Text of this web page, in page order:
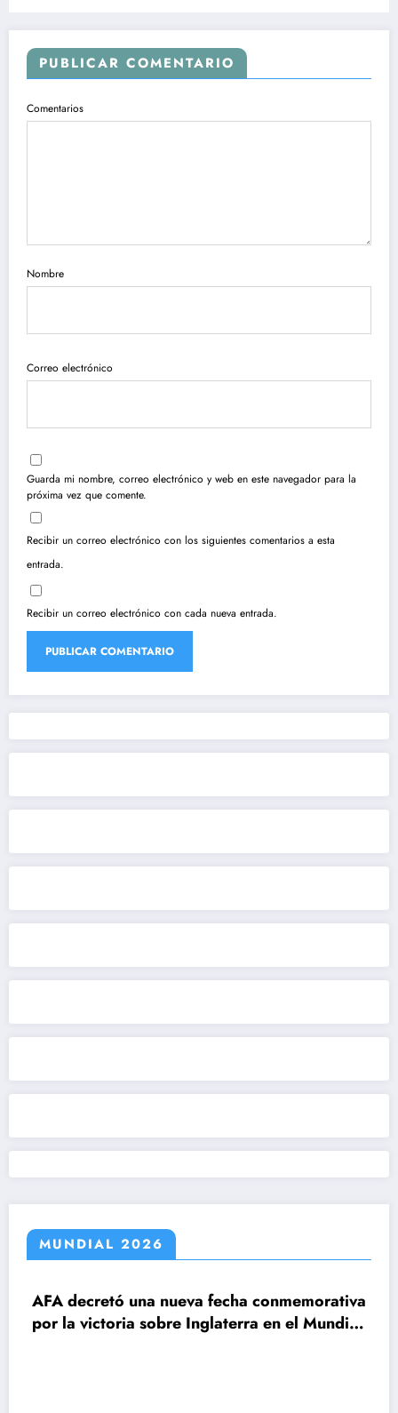
PUBLICAR COMENTARIO
Comentarios
Nombre
Correo electrónico
Guarda mi nombre, correo electrónico y web en este navegador para la
próxima vez que comente.
Recibir un correo electrónico con los siguientes comentarios a esta
entrada.
Recibir un correo electrónico con cada nueva entrada.
MUNDIAL 2026
una nueva fecha conmemorativa
victoria sobre Inglaterra en el Mundial